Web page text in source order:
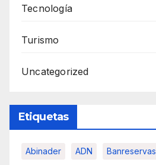
Tecnología
Turismo
Uncategorized
Etiquetas
Abinader ADN Banreservas